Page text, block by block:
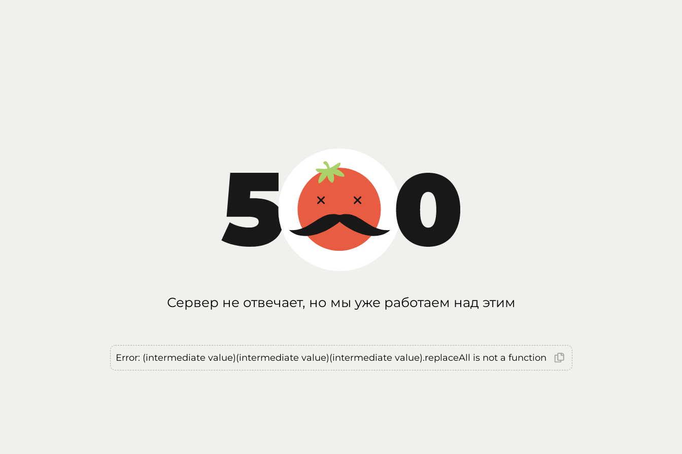
Сервер не отвечает, но мы уже работаем над этим
Error: (intermediate value)(intermediate value)(intermediate value).replaceAll is not a function